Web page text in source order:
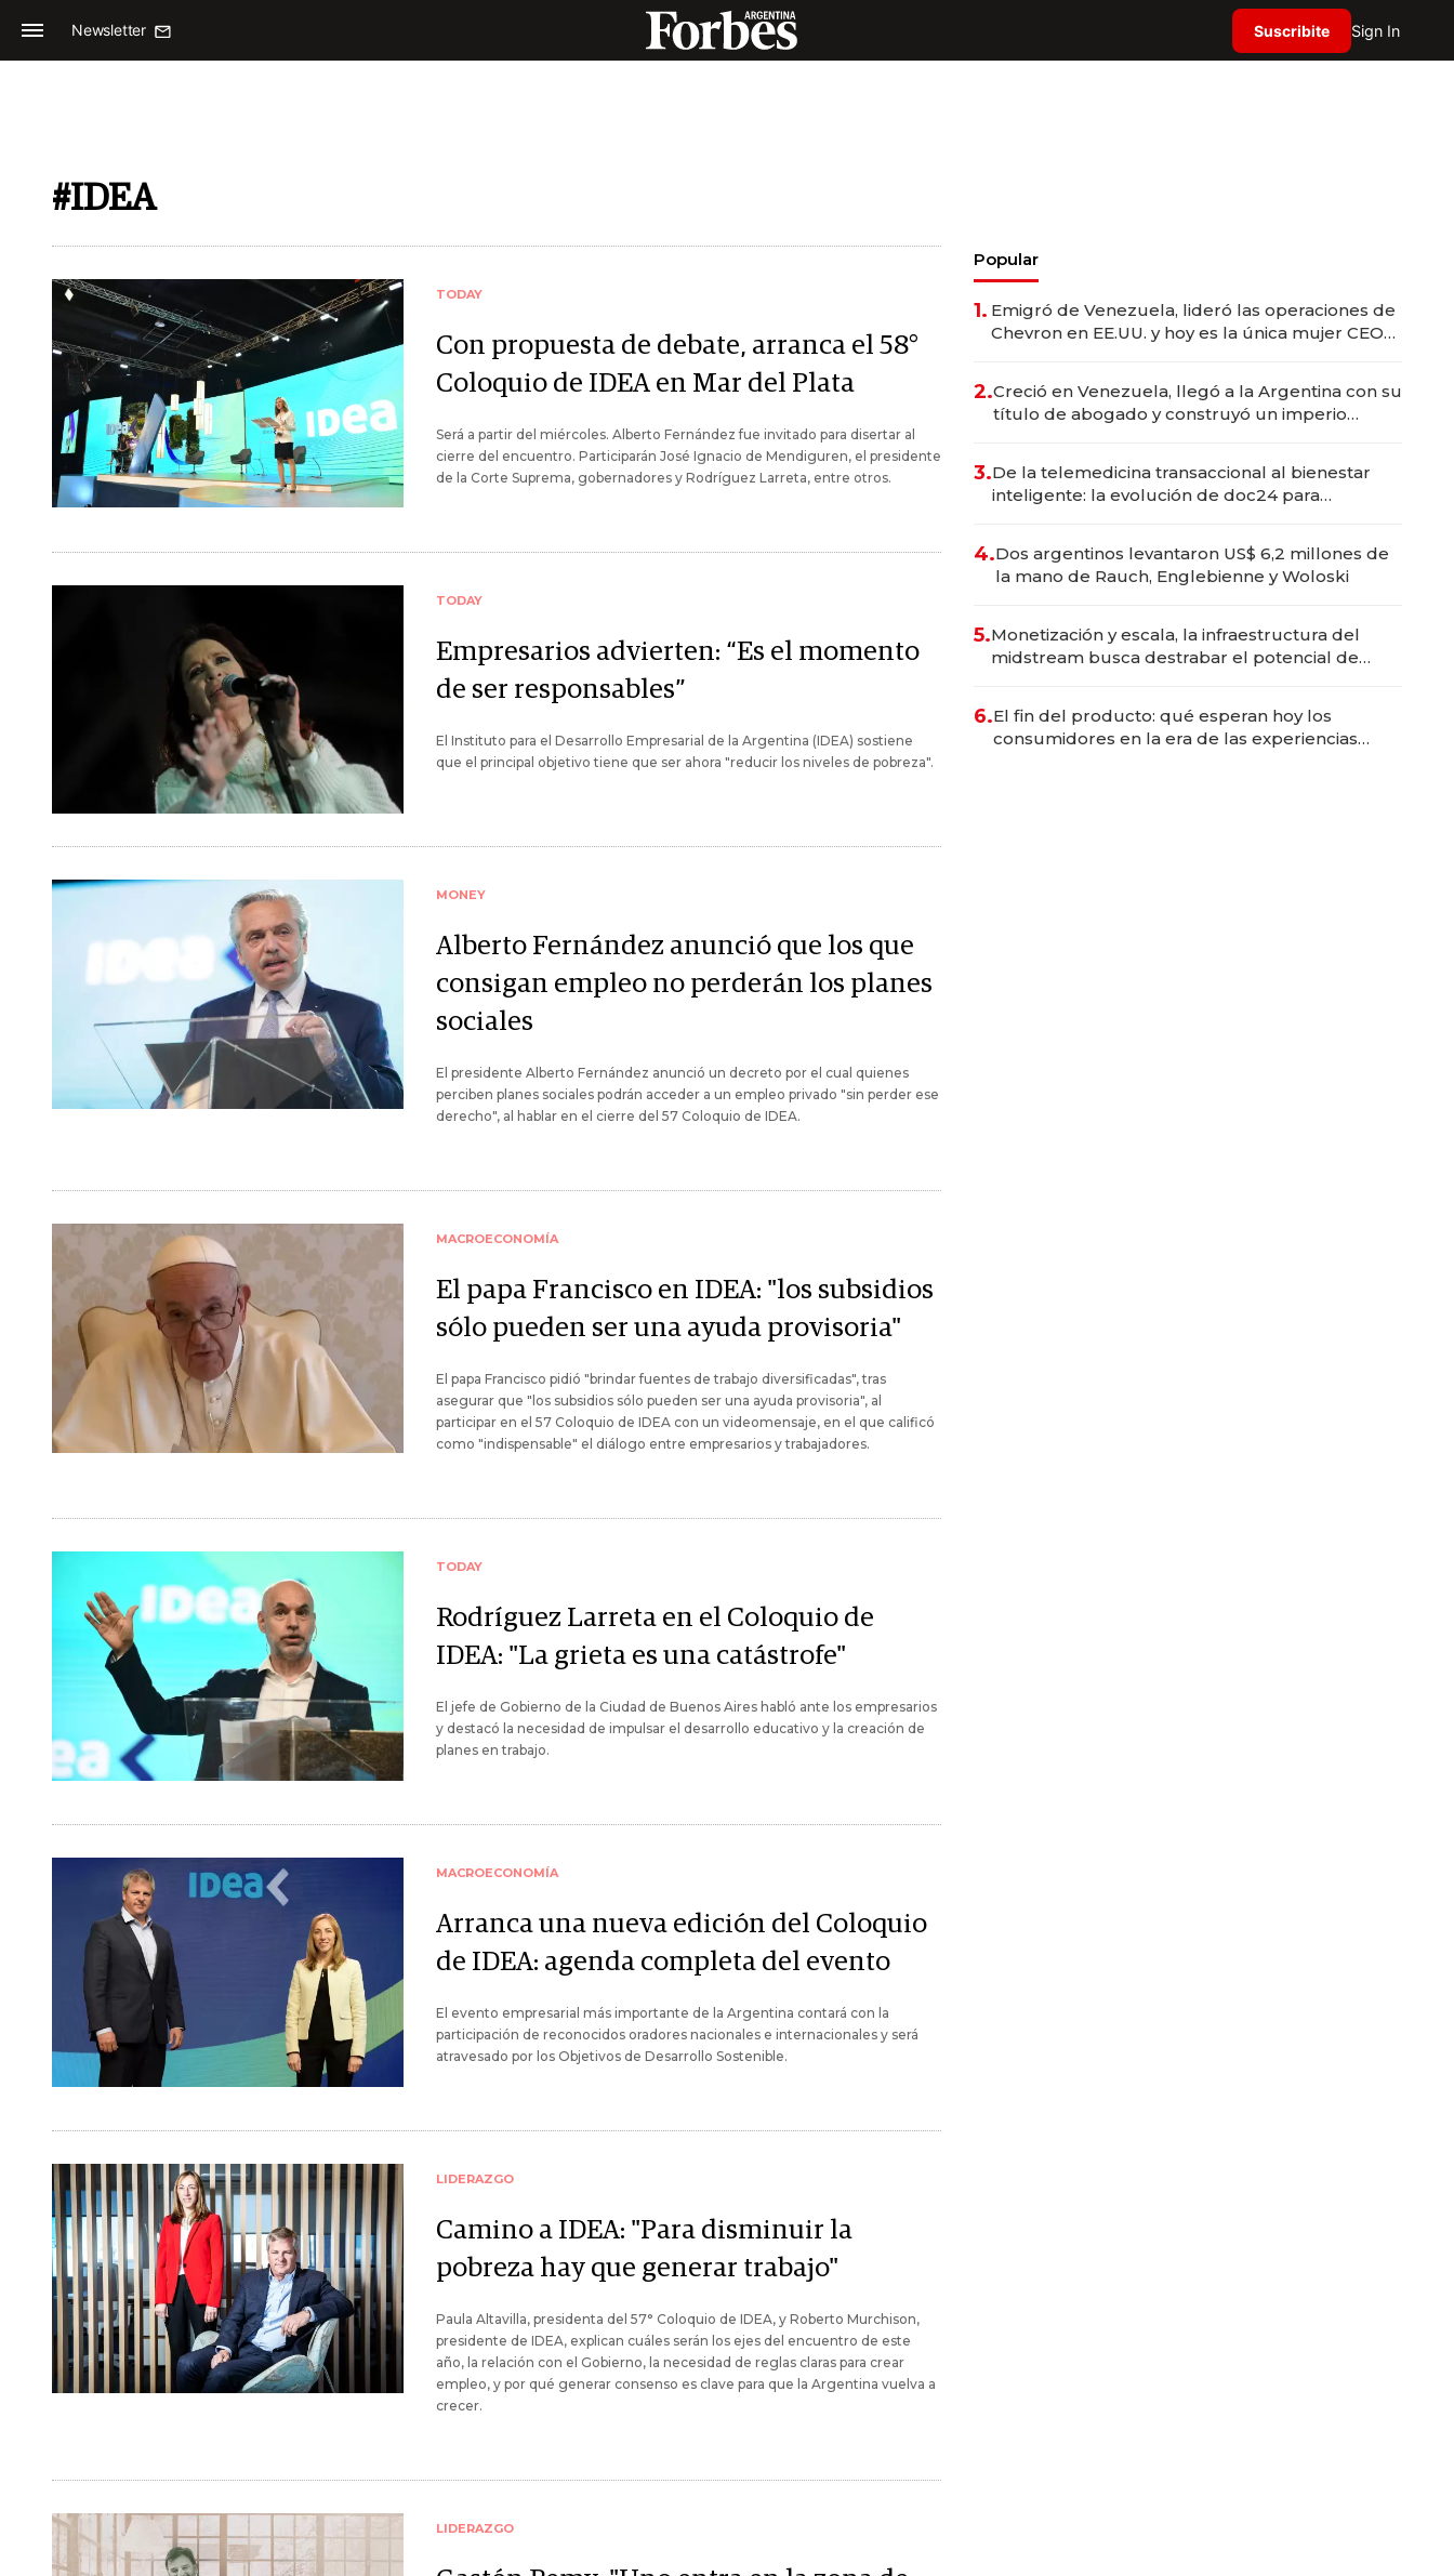
Newsletter Suscribite Sign In
#IDEA
TODAY
Con propuesta de debate, arranca el 58°
Coloquio de IDEA en Mar del Plata
Será a partir del miércoles. Alberto Fernández fue invitado para disertar al
cierre del encuentro. Participarán José Ignacio de Mendiguren, el presidente
de la Corte Suprema, gobernadores y Rodríguez Larreta, entre otros.
TODAY
Empresarios advierten: “Es el momento
de ser responsables”
El Instituto para el Desarrollo Empresarial de la Argentina (IDEA) sostiene
que el principal objetivo tiene que ser ahora "reducir los niveles de pobreza".
MONEY
Alberto Fernández anunció que los que
consigan empleo no perderán los planes
sociales
El presidente Alberto Fernández anunció un decreto por el cual quienes
perciben planes sociales podrán acceder a un empleo privado "sin perder ese
derecho", al hablar en el cierre del 57 Coloquio de IDEA.
MACROECONOMÍA
El papa Francisco en IDEA: "los subsidios
sólo pueden ser una ayuda provisoria"
El papa Francisco pidió "brindar fuentes de trabajo diversificadas", tras
asegurar que "los subsidios sólo pueden ser una ayuda provisoria", al
participar en el 57 Coloquio de IDEA con un videomensaje, en el que calificó
como "indispensable" el diálogo entre empresarios y trabajadores.
TODAY
Rodríguez Larreta en el Coloquio de
IDEA: "La grieta es una catástrofe"
El jefe de Gobierno de la Ciudad de Buenos Aires habló ante los empresarios
y destacó la necesidad de impulsar el desarrollo educativo y la creación de
planes en trabajo.
MACROECONOMÍA
Arranca una nueva edición del Coloquio
de IDEA: agenda completa del evento
El evento empresarial más importante de la Argentina contará con la
participación de reconocidos oradores nacionales e internacionales y será
atravesado por los Objetivos de Desarrollo Sostenible.
LIDERAZGO
Camino a IDEA: "Para disminuir la
pobreza hay que generar trabajo"
Paula Altavilla, presidenta del 57° Coloquio de IDEA, y Roberto Murchison,
presidente de IDEA, explican cuáles serán los ejes del encuentro de este
año, la relación con el Gobierno, la necesidad de reglas claras para crear
empleo, y por qué generar consenso es clave para que la Argentina vuelva a
crecer.
LIDERAZGO
Popular
1. Emigró de Venezuela, lideró las operaciones de
Chevron en EE.UU. y hoy es la única mujer CEO
2.Creció en Venezuela, llegó a la Argentina con su
título de abogado y construyó un imperio
3.De la telemedicina transaccional al bienestar
inteligente: la evolución de doc24 para
4.Dos argentinos levantaron US$ 6,2 millones de
la mano de Rauch, Englebienne y Woloski
5.Monetización y escala, la infraestructura del
midstream busca destrabar el potencial de
6.El fin del producto: qué esperan hoy los
consumidores en la era de las experiencias